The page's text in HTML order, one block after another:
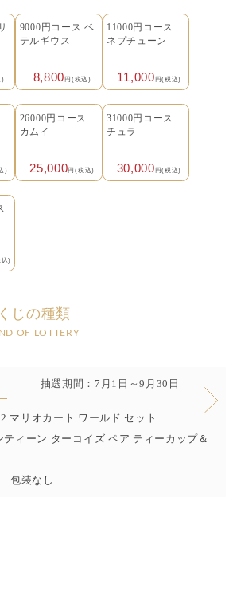
)
9000円コース ベ
テルギウス
8,800円(税込)
11000円コース
ネプチューン
11,000円(税込)
)
26000円コース
カムイ
25,000円(税込)
31000円コース
チュラ
30,000円(税込)
込)
くじの種類
OF LOTTERY
抽選期間：7月1日～9月30日
マリオカート ワールド セット
ィーン ターコイズ ペア ティーカップ＆
包装なし